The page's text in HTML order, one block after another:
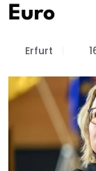
Euro
Erfurt